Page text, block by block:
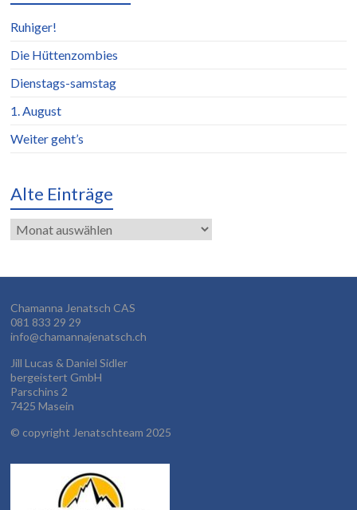
Ruhiger!
Die Hüttenzombies
Dienstags-samstag
1. August
Weiter geht’s
Alte Einträge
Alte
Einträge
Chamanna Jenatsch CAS
081 833 29 29
info@chamannajenatsch.ch
Jill Lucas & Daniel Sidler
bergeistert GmbH
Parschins 2
7425 Masein
© copyright Jenatschteam 2025